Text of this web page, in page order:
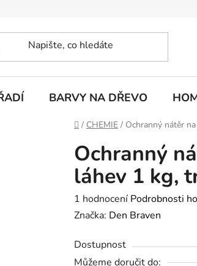
BARVY NA DŘEVO
Domů
/ CHEMIE / Ochranný nátěr
Ochranný
láhev 1 kg,
Průměrné
hodnocení
je
1 hodnocení Podrobnosti
Značka: Den Braven
Dostupnost
Můžeme doručit do: